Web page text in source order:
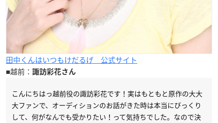
田中くんはいつもけだるげ 公式サイト
■越前： 諏訪彩花さん
こんにちはっ越前役の諏訪彩花です！実はもともと原作の大大
大ファンで、オーディションのお話がきた時は本当にびっくり
して、何がなんでも受かりたい！って気持ちでした。なので決